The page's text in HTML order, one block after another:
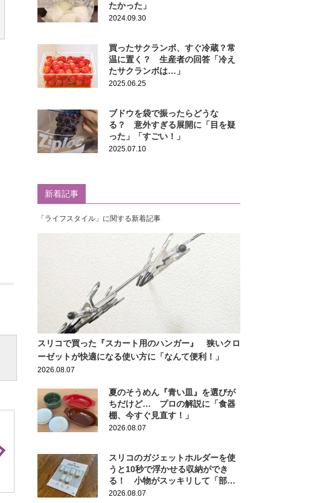
たかった」
2024.09.30
買ったサクランボ、すぐ冷蔵？常
温に置く？ 生産者の回答「冷え
たサクランボは…」
2025.06.25
ブドウを袋で振ったらどうな
る？ 意外すぎる展開に「目を疑
った」「すごい！」
2025.07.10
新着記事
「ライフスタイル」に関する新着記事
スリコで買った『スカート用のハンガー』 狭いクロ
ーゼットが快適になる使い方に「なんて便利！」
2026.08.07
夏のそうめん『青い皿』を選びが
ちだけど… プロの解説に「食器
棚、今すぐ見直す！」
2026.08.07
スリコのガジェットホルダーを使
うと10秒で浮かせる収納ができ
る！ 小物がスッキリして「部屋
の整理ができた！」
2026.08.07